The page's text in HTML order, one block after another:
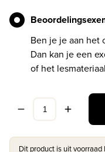
Ben je je aan het
Dan kan je een
of het
Dit product is uit voorraad